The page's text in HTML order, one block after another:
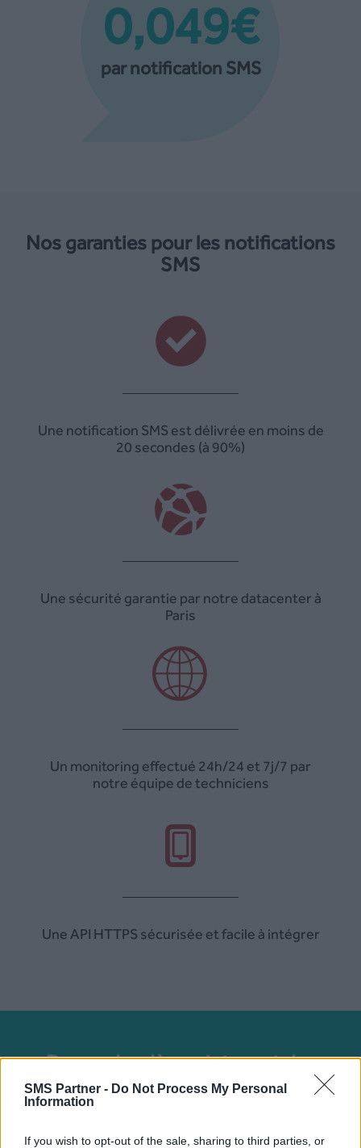
SMS Partner - Do Not Process My Personal
Information
If you wish to opt-out of the sale, sharing to third parties, or
0,049€
par notification SMS
Nos garanties pour les notifications
SMS
Une notification SMS est délivrée en moins de
20 secondes (à 90%)
Une sécurité garantie par notre datacenter à
Paris
Un monitoring effectué 24h/24 et 7j/7 par
notre équipe de techniciens
Une API HTTPS sécurisée et facile à intégrer
Demandez dès maintenant des
informations sur la notification SMS